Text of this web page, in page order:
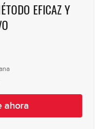
las cuerdas
la acción del bajo
el quintaje del bajo
EFICAZ Y
ahora